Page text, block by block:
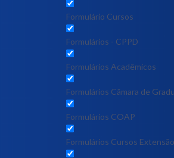
Formulário Cursos
Formulários - CPPD
Formulários Acadêmicos
Formulários Câmara de
Formulários COAP
Formulários Cursos Extensão